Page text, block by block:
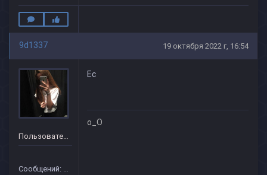
9d1337 19 октября 2022 г, 16:54
Пользователь
Сообщений: 39
Ес
o_O